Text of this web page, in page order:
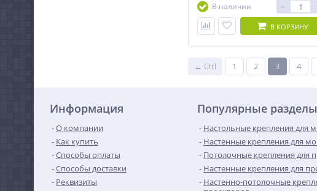
В наличии
-
В КОРЗИНУ
← Ctrl 1 2 3 4
Информация
О компании
Как купить
Способы оплаты
Способы доставки
Реквизиты
Популярные разделы
Настольные крепления для
Настенные крепления для
Потолочные крепления для
Настенные крепления для
Настенно-потолочные